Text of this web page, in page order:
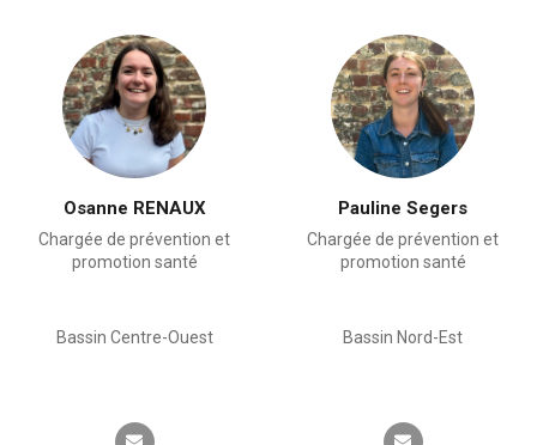
Osanne RENAUX
Chargée de prévention et
promotion santé
Bassin Centre-Ouest
Pauline Segers
Chargée de prévention et
promotion santé
Bassin Nord-Est